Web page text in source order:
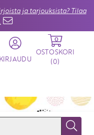
ja tarjouksista? Tilaa
KIRJAUDU
0
OSTOSKORI
(0)